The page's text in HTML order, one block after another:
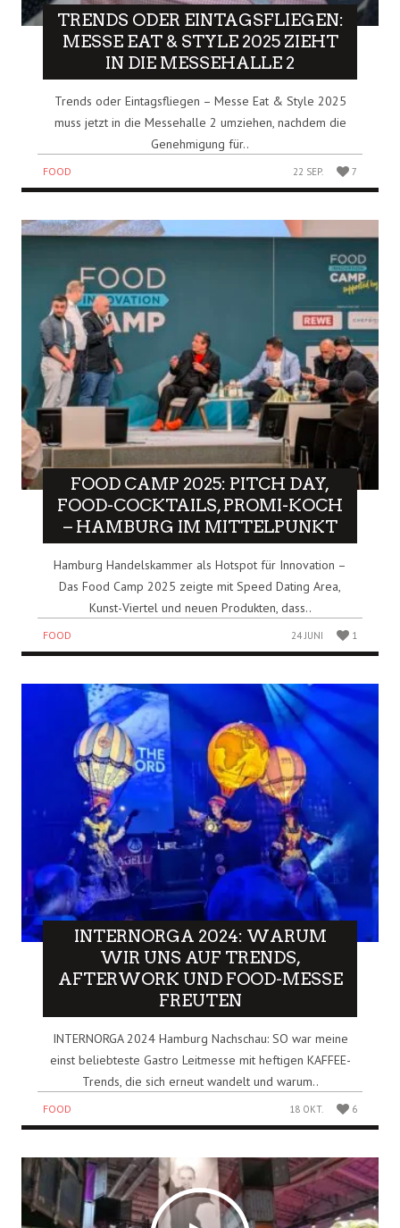
TRENDS ODER EINTAGSFLIEGEN:
MESSE EAT & STYLE 2025 ZIEHT
IN DIE MESSEHALLE 2
Trends oder Eintagsfliegen – Messe Eat & Style 2025
muss jetzt in die Messehalle 2 umziehen, nachdem die
Genehmigung für..
FOOD 22 SEP. 7
FOOD CAMP 2025: PITCH DAY,
FOOD-COCKTAILS, PROMI-KOCH
– HAMBURG IM MITTELPUNKT
Hamburg Handelskammer als Hotspot für Innovation –
Das Food Camp 2025 zeigte mit Speed Dating Area,
Kunst-Viertel und neuen Produkten, dass..
FOOD 24 JUNI 1
INTERNORGA 2024: WARUM
WIR UNS AUF TRENDS,
AFTERWORK UND FOOD-MESSE
FREUTEN
INTERNORGA 2024 Hamburg Nachschau: SO war meine
einst beliebteste Gastro Leitmesse mit heftigen KAFFEE-
Trends, die sich erneut wandelt und warum..
FOOD 18 OKT. 6